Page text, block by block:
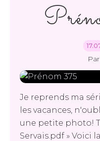
Je reprends ma
les vacances,
une petite photo!
Servais.pdf » Voici